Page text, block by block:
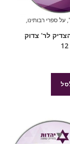
,על ספרי רבותינו,
הצדיק לר’ צדוק